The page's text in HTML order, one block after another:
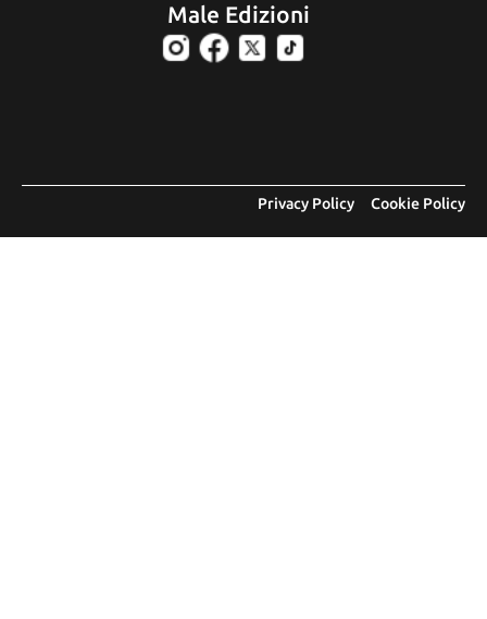
Male Edizioni
Privacy Policy Cookie Policy